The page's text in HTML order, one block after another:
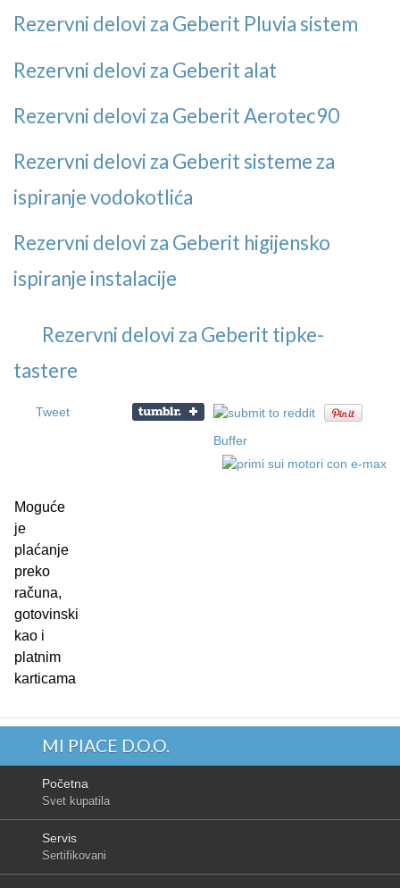
Rezervni delovi za Geberit Pluvia sistem
Rezervni delovi za Geberit alat
Rezervni delovi za Geberit Aerotec90
Rezervni delovi za Geberit sisteme za
ispiranje vodokotlića
Rezervni delovi za Geberit higijensko
ispiranje instalacije
Rezervni delovi za Geberit tipke-
tastere
Tweet
Buffer
Moguće
je
plaćanje
preko
računa,
gotovinski
kao i
platnim
karticama
MI PIACE D.O.O.
Početna
Svet kupatila
Servis
Sertifikovani